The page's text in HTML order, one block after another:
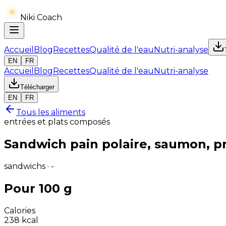
Niki Coach
Accueil BlogRecettesQualité de l'eauNutri-analyse
EN
FR
Accueil BlogRecettesQualité de l'eauNutri-analyse
Télécharger
EN
FR
Tous les aliments
entrées et plats composés
Sandwich pain polaire, saumon,
sandwichs · -
Pour 100 g
Calories
238 kcal